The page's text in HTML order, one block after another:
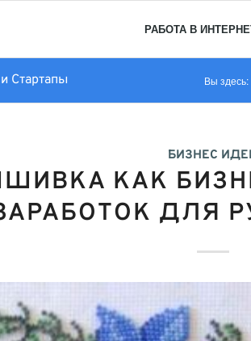
РАБОТА В
Стартапы Вы здесь:
БИЗНЕС
КАК
ДЛЯ